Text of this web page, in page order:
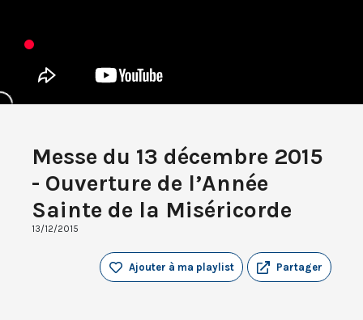
Messe du 13 décembre 2015
- Ouverture de l’Année
Sainte de la Miséricorde
13/12/2015
Partager
Ajouter à ma playlist